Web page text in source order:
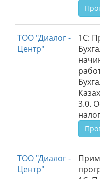
ТОО "Диалог -
Центр"
1С:
3.0.
ТОО "Диалог -
Центр"